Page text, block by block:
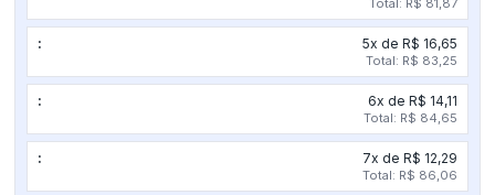
Total: R$ 81,87
5x de R$ 16,65
Total: R$ 83,25
6x de R$ 14,11
Total: R$ 84,65
7x de R$ 12,29
Total: R$ 86,06